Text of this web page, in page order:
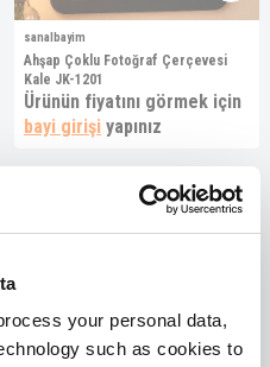
your personal data,
such as cookies to
sanalbayim
Ahşap Çoklu Fotoğraf Çerçevesi
Kale JK-1201
Ürünün fiyatını görmek için
bayi girişi yapınız